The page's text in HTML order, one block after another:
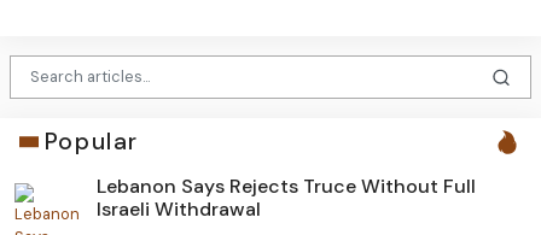
Popular
Lebanon Says Rejects Truce Without Full
Israeli Withdrawal